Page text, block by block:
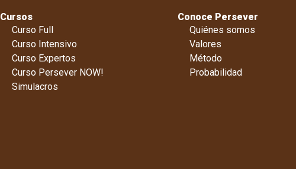
Cursos
Curso Full
Curso Intensivo
Curso Expertos
Curso Persever NOW!
Simulacros
Conoce Persever
Quiénes somos
Valores
Método
Probabilidad